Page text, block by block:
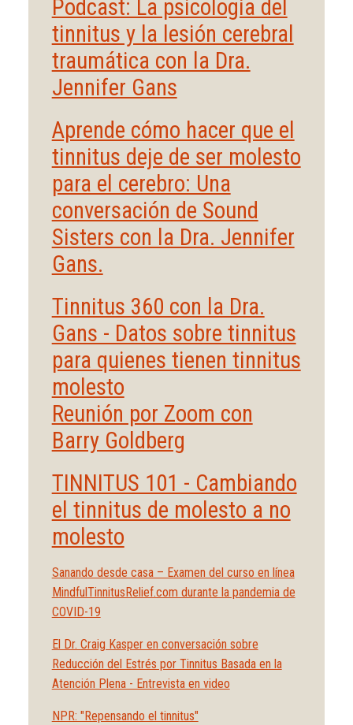
Podcast: La psicología del
tinnitus y la lesión cerebral
traumática con la Dra.
Jennifer Gans
Aprende cómo hacer que el
tinnitus deje de ser molesto
para el cerebro: Una
conversación de Sound
Sisters con la Dra. Jennifer
Gans.
Tinnitus 360 con la Dra.
Gans - Datos sobre tinnitus
para quienes tienen tinnitus
molesto
Reunión por Zoom con
Barry Goldberg
TINNITUS 101 - Cambiando
el tinnitus de molesto a no
molesto
Sanando desde casa – Examen del curso en línea
MindfulTinnitusRelief.com durante la pandemia de
COVID-19
El Dr. Craig Kasper en conversación sobre
Reducción del Estrés por Tinnitus Basada en la
Atención Plena - Entrevista en video
NPR: "Repensando el tinnitus"